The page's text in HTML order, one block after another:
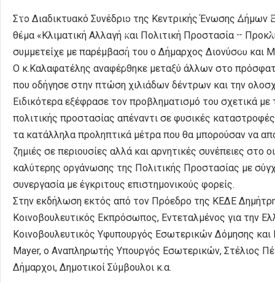
Στο Διαδικτυακό Συνέδριο της Κεντρικής Ένωσης Δήμων
θέμα «Κλιματική Αλλαγή και Πολιτική Προστασία –
συμμετείχε με παρέμβασή του ο Δήμαρχος Διονύσου και
Ο κ.Καλαφατέλης αναφέρθηκε μεταξύ άλλων στο
που οδήγησε στην πτώση χιλιάδων δέντρων και την
Ειδικότερα εξέφρασε τον προβληματισμό του σχετικά
πολιτικής προστασίας απέναντι σε φυσικές
τα κατάλληλα προληπτικά μέτρα που θα μπορούσαν να
ζημιές σε περιουσίες αλλά και αρνητικές συνέπειες
καλύτερης οργάνωσης της Πολιτικής Προστασίας με
συνεργασία με έγκριτους επιστημονικούς φορείς.
Στην εκδήλωση εκτός από τον Πρόεδρο της ΚΕΔΕ
Κοινοβουλευτικός Εκπρόσωπος, Εντεταλμένος για την
Κοινοβουλευτικός Υφυπουργός Εσωτερικών Δόμησης
Mayer, ο Αναπληρωτής Υπουργός Εσωτερικών, Στέλιος
Δήμαρχοι, Δημοτικοί Σύμβουλοι κ.α.